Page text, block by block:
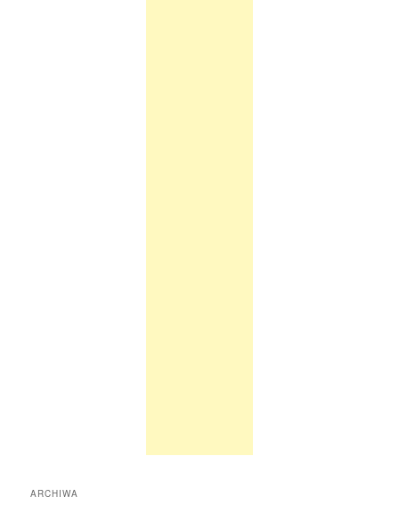
ARCHIWA